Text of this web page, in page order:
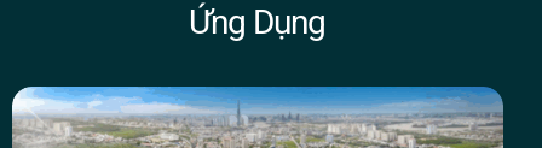
Ứng Dụng